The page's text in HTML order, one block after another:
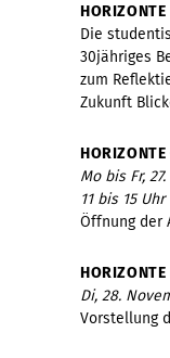
HORIZONTE
Die
30jähriges
zum
Zukunft
Mo bis Fr,
11 bis 15 Uhr
Öffnung der
Di, 28.
Vorstellung